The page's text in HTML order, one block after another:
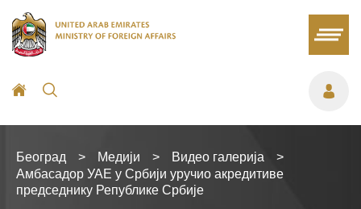
Београд > Медији > Видео галерија
>
Амбасадор УАЕ у Србији уручио акредитиве
председнику Републике Србије